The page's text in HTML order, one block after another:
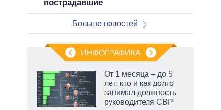
пострадавшие
Больше новостей
ИНФОГРАФИКА
От 1 месяца – до 5
лет: кто и как долго
занимал должность
руководителя СВР